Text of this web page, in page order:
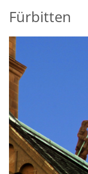
Fürbitten